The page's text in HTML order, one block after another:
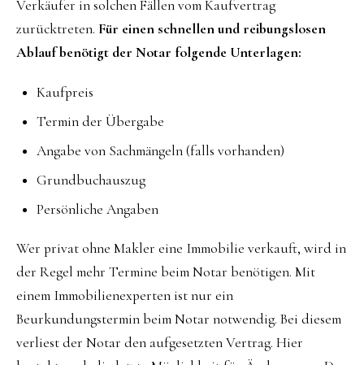
Verkäufer in solchen Fällen vom Kaufvertrag
zurücktreten. Für einen schnellen und reibungslosen
Ablauf benötigt der Notar folgende Unterlagen:
Kaufpreis
Termin der Übergabe
Angabe von Sachmängeln (falls vorhanden)
Grundbuchauszug
Persönliche Angaben
Wer privat ohne Makler eine Immobilie verkauft, wird in
der Regel mehr Termine beim Notar benötigen. Mit
einem Immobilienexperten ist nur ein
Beurkundungstermin beim Notar notwendig. Bei diesem
verliest der Notar den aufgesetzten Vertrag. Hier